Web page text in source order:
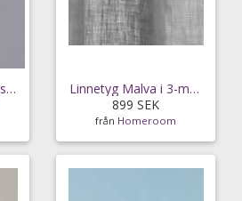
Ellos - Mörkläggningstyg Filippa i 3-metersklipp - Grå
Linnetyg Malva i 3-metersklipp
899 SEK
från Homeroom